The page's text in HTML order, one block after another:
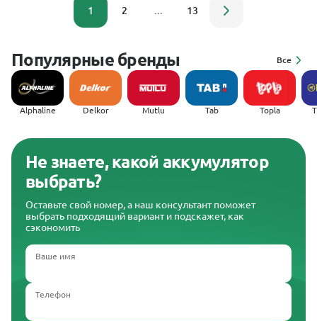
1 2 13
Популярные бренды Все
Alphaline Delkor Mutlu Tab Topla
Не знаете, какой аккумулятор
выбрать?
Оставьте свой номер, а наш консультант поможет
выбрать подходящий вариант и подскажет, как
сэкономить
Ваше имя
Телефон